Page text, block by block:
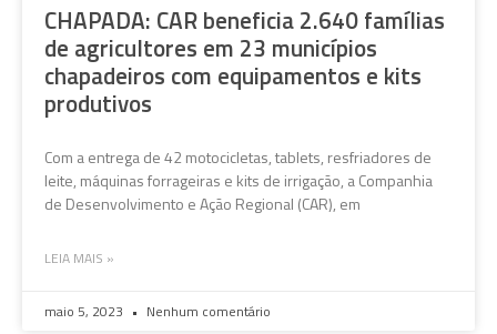
CHAPADA: CAR beneficia 2.640 famílias
de agricultores em 23 municípios
chapadeiros com equipamentos e kits
produtivos
Com a entrega de 42 motocicletas, tablets, resfriadores de
leite, máquinas forrageiras e kits de irrigação, a Companhia
de Desenvolvimento e Ação Regional (CAR), em
LEIA MAIS »
maio 5, 2023 Nenhum comentário